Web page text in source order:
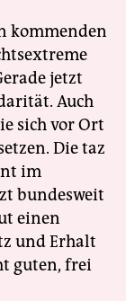
kommenden
jetzt
Auch
sich vor Ort
Die taz
im
bundesweit
einen
und Erhalt
guten, frei